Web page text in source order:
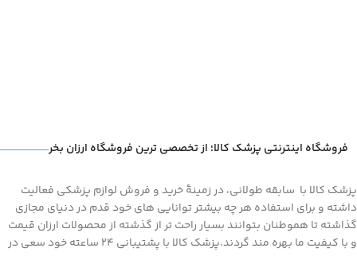
فروشگاه اینترنتی پزشک کالا؛ از تخصصی ترین فروشگاه ارزان بخر
پزشک کالا با سابقه طولانی، در زمینۀ خرید و فروش لوازم پزشکی فعالیت
داشته و برای استفاده هر چه بیشتر توانایی های خود قدم در دنیای مجازی
گذاشته تا هموطنان بتوانند بسیار راحت تر از گذشته از محصولات ارزان قیمت
و با کیفیت ما بهره مند گردند.پزشک کالا با پشتیبانی 24 ساعته خود سعی در